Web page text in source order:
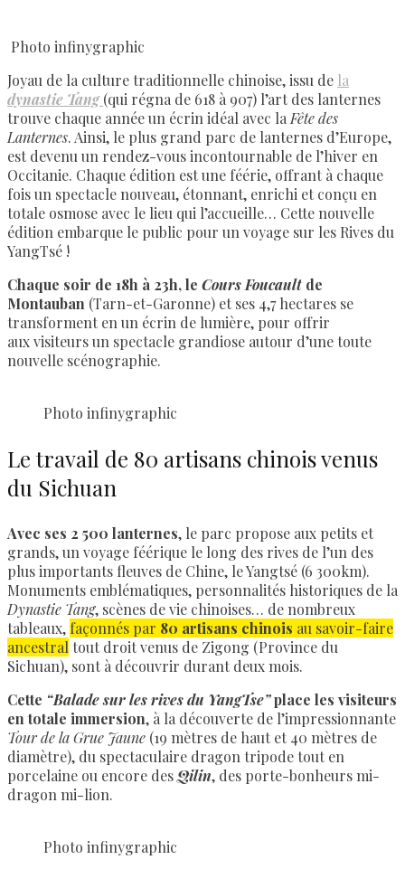
Photo infinygraphic
Joyau de la culture traditionnelle chinoise, issu de la
dynastie Tang (qui régna de 618 à 907) l’art des lanternes
trouve chaque année un écrin idéal avec la Fête des
Lanternes. Ainsi, le plus grand parc de lanternes d’Europe,
est devenu un rendez-vous incontournable de l’hiver en
Occitanie. Chaque édition est une féérie, offrant à chaque
fois un spectacle nouveau, étonnant, enrichi et conçu en
totale osmose avec le lieu qui l’accueille… Cette nouvelle
édition embarque le public pour un voyage sur les Rives du
YangTsé !
Chaque soir de 18h à 23h, le Cours Foucaultde
Montauban (Tarn-et-Garonne) et ses 4,7 hectares se
transforment en un écrin de lumière, pour offrir
aux visiteurs un spectacle grandiose autour d’une toute
nouvelle scénographie.
Photo infinygraphic
Le travail de 80 artisans chinois venus
du Sichuan
Avec ses 2 500 lanternes, le parc propose aux petits et
grands, un voyage féérique le long des rives de l’un des
plus importants fleuves de Chine, le Yangtsé (6 300km).
Monuments emblématiques, personnalités historiques de la
Dynastie Tang, scènes de vie chinoises… de nombreux
tableaux, façonnés par 80 artisans chinois au savoir-faire
ancestral tout droit venus de Zigong (Province du
Sichuan), sont à découvrir durant deux mois.
Cette “Balade sur les rives du YangTse”place les visiteurs
en totale immersion, à la découverte de l’impressionnante
Tour de la Grue Jaune (19 mètres de haut et 40 mètres de
diamètre), du spectaculaire dragon tripode tout en
porcelaine ou encore desQilin, des porte-bonheurs mi-
dragon mi-lion.
Photo infinygraphic